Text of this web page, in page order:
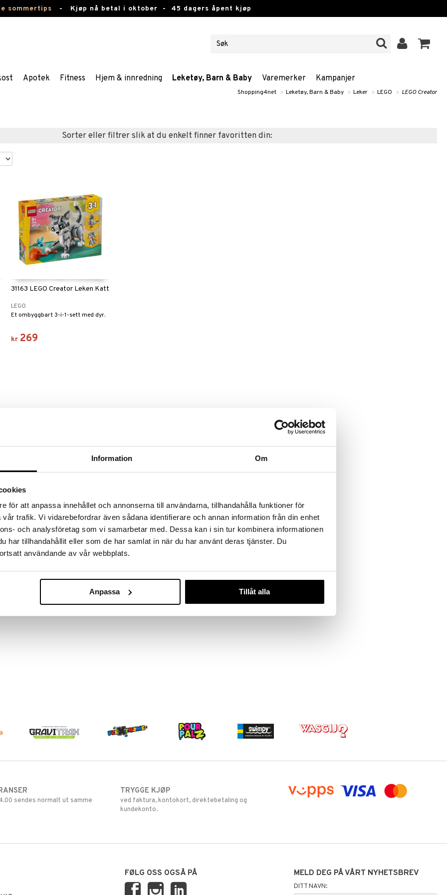
Information Om
för att anpassa innehållet och annonserna till användarna, tillhandahålla funktioner för
trafik. Vi vidarebefordrar även sådana identifierare och annan information från din enhet
och analysföretag som vi samarbetar med. Dessa kan i sin tur kombinera informationen
har tillhandahållit eller som de har samlat in när du har använt deras tjänster. Du
användande av vår webbplats.
Anpassa Tillåt alla
sommertips - Kjøp nå betal i oktober - 45 dagers åpent kjøp
Apotek Fitness Hjem & innredning Leketøy, Barn & Baby Varemerker Kampanjer
Shopping4net » Leketøy, Barn & Baby » Leker » LEGO » LEGO Creator
Sorter eller filtrer slik at du enkelt finner favoritten din:
31163 LEGO Creator Leken Katt
LEGO
Et ombyggbart 3-i-1-sett med dyr.
kr 269
sendes normalt ut samme
TRYGGE KJØP
ved faktura, kontokort, direktebetaling og
kundekonto.
FØLG OSS OGSÅ PÅ MELD DEG PÅ VÅRT NYHETSBREV
DITT NAVN: